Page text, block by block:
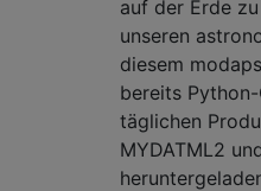
auf der Erde
unseren
diesem
bereits
täglichen
MYDATML2